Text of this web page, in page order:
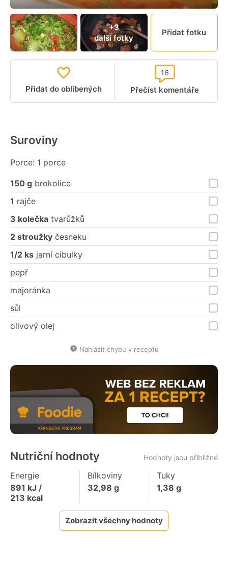
+3
další fotky
Přidat fotku
Přidat do oblíbených Přečíst komentáře
16
Suroviny
Porce: 1 porce
150 g brokolice
1 rajče
3 kolečka tvarůžků
2 stroužky česneku
1/2 ks jarní cibulky
pepř
majoránka
sůl
olivový olej
Nahlásit chybu v receptu
Nutriční hodnoty Hodnoty jsou přibližné
Energie
891 kJ /
213 kcal
Bílkoviny
32,98 g
Tuky
1,38 g
Zobrazit všechny hodnoty